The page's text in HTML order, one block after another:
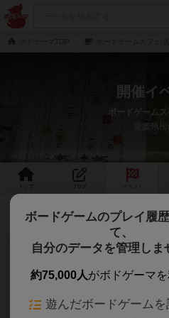
開催イ
ボードゲーム
愛媛県
イベント
近日開催予定のイベント
ボードゲームのプレイ履
て、
自分のデータを管理しま
約75,000人がボドゲーマを
遊んだボードゲームを